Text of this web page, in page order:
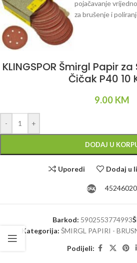
KLINGSPOR Šmirgl Papir
Čičak P40 10
9.00 KM
- +
DODAJ U
Uporedi Dodaj u
45246020
Barkod: 5902553774993
Kategorija: ŠMIRGL PAPIRI -
Podijeli: